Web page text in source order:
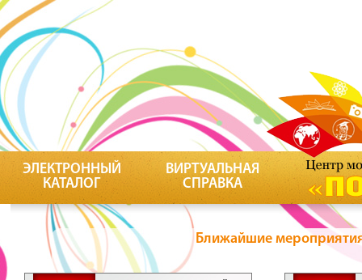
ЭЛЕКТРОННЫЙ
КАТАЛОГ
ВИРТУАЛЬНАЯ
СПРАВКА
Ближайшие